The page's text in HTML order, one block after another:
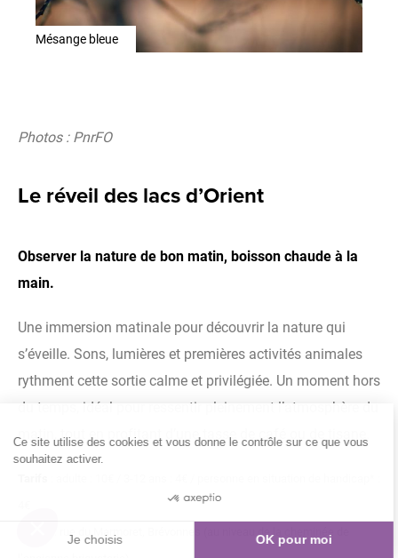
Mésange bleue
Photos : PnrFO
Le réveil des lacs d’Orient
Observer la nature de bon matin, boisson chaude à la
main.
Une immersion matinale pour découvrir la nature qui
s’éveille. Sons, lumières et premières activités animales
rythment cette sortie calme et privilégiée. Un moment hors
du temps, idéal pour ressentir pleinement l’atmosphère du
matin, tout en profitant d’une tasse de café ou de tisane.
: rue du Marmoret, Brévonnes (au niveau de la cheminée de
Ce site utilise des cookies et vous donne le contrôle sur ce que vous
souhaitez activer.
Je choisis OK pour moi